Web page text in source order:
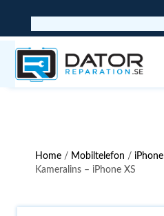
Home / Mobiltelefon / iPhone
Kameralins – iPhone XS